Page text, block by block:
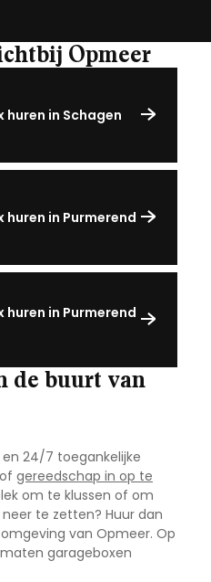
Opmeer
huren in Schagen
huren in Purmerend
huren in Purmerend
de buurt van
24/7 toegankelijke
gereedschap in op te
om te klussen of om
te zetten? Huur dan
van Opmeer. Op
garageboxen